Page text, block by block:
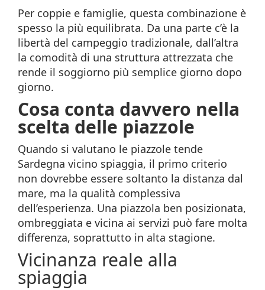
Per coppie e famiglie, questa combinazione è
spesso la più equilibrata. Da una parte c’è la
libertà del campeggio tradizionale, dall’altra
la comodità di una struttura attrezzata che
rende il soggiorno più semplice giorno dopo
giorno.
Cosa conta davvero nella
scelta delle piazzole
Quando si valutano le piazzole tende
Sardegna vicino spiaggia, il primo criterio
non dovrebbe essere soltanto la distanza dal
mare, ma la qualità complessiva
dell’esperienza. Una piazzola ben posizionata,
ombreggiata e vicina ai servizi può fare molta
differenza, soprattutto in alta stagione.
Vicinanza reale alla
spiaggia